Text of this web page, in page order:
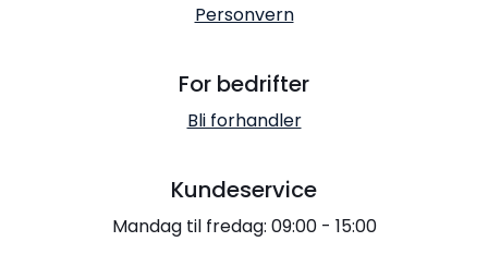
Personvern
For bedrifter
Bli forhandler
Kundeservice
Mandag til fredag: 09:00 - 15:00